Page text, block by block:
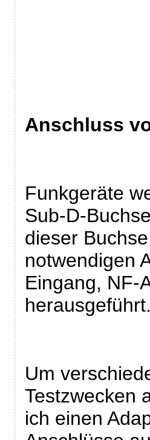
Anschluss
Funkgeräte
Sub-D-
dieser
notwendigen
Eingang, NF-
Um
Testzwecken
ich einen